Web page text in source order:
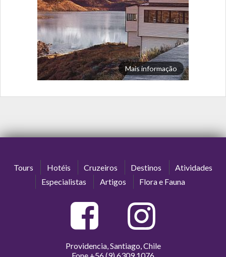
Mais informação
Tours Hotéis Cruzeiros Destinos
Atividades
Especialistas
Artigos Flora e Fauna
Providencia, Santiago, Chile